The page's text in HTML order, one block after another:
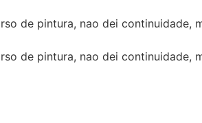
de pintura, nao dei
de pintura, nao dei